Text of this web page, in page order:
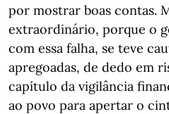
por mostrar boas contas.
extraordinário, porque o
com essa falha, se teve
apregoadas, de dedo em
capítulo da vigilância
ao povo para apertar o